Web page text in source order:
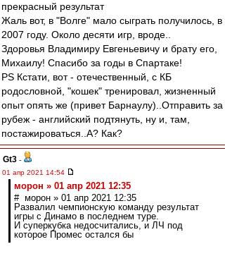
прекрасный результат
Жаль вот, в "Волге" мало сыграть получилось, в
2007 году. Около десяти игр, вроде..
Здоровья Владимиру Евгеньевичу и брату его,
Михаилу! Спасибо за годы в Спартаке!
PS Кстати, вот - отечественный, с КБ
родословной, "кошек" тренировал, жизненный
опыт опять же (привет Барнаулу)..Отправить за
рубеж - английский подтянуть, ну и, там,
постажироваться..А? Как?
Gt3 -
01 апр 2021 14:54
морон » 01 апр 2021 12:35
# морон » 01 апр 2021 12:35
Развалил чемпионскую команду результат
игры с Динамо в последнем туре.
И суперкубка недосчитались, и ЛЧ под
которое Промес остался бы